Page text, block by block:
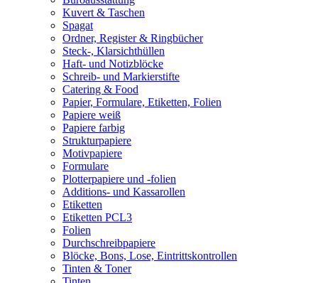
Kuvert & Taschen
Spagat
Ordner, Register & Ringbücher
Steck-, Klarsichthüllen
Haft- und Notizblöcke
Schreib- und Markierstifte
Catering & Food
Papier, Formulare, Etiketten, Folien
Papiere weiß
Papiere farbig
Strukturpapiere
Motivpapiere
Formulare
Plotterpapiere und -folien
Additions- und Kassarollen
Etiketten
Etiketten PCL3
Folien
Durchschreibpapiere
Blöcke, Bons, Lose, Eintrittskontrollen
Tinten & Toner